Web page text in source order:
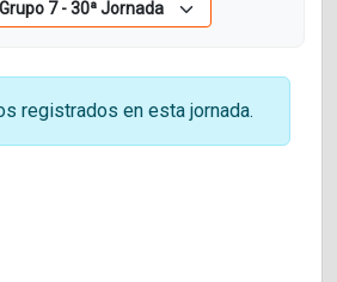
registrados en esta jornada.